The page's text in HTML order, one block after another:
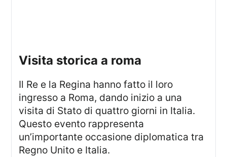
visita storica a roma
Il Re e la Regina hanno fatto il loro
ingresso a Roma, dando inizio a una
visita di Stato di quattro giorni in Italia.
Questo evento rappresenta
un’importante occasione diplomatica tra
Regno Unito e Italia.